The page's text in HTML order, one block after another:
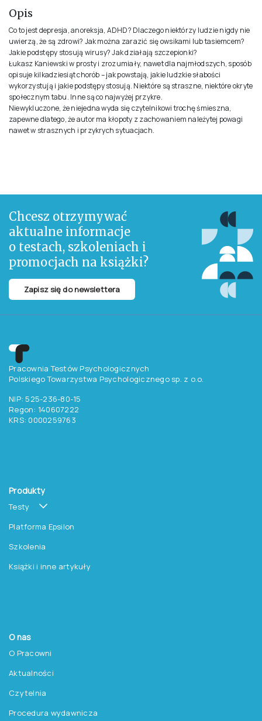
Opis
Co to jest depresja, anoreksja, ADHD? Dlaczego niektórzy ludzie nigdy nie
uwierzą, że są zdrowi? Jak można zarazić się owsikami lub tasiemcem?
Jakie podstępy stosują wirusy? Jak działają szczepionki?
Łukasz Kaniewski w prosty i zrozumiały, nawet dla najmłodszych, sposób
opisuje kilkadziesiąt chorób – jak powstają, jakie ludzkie słabości
wykorzystują i jakie podstępy stosują. Niektóre są straszne, niektóre okryte
społecznym tabu. Inne są co najwyżej przykre.
Niewykluczone, że niejedna wyda się czytelnikowi trochę śmieszna,
zapewne dlatego, że autor ma kłopoty z zachowaniem należytej powagi
nawet w strasznych i przykrych sytuacjach.
Chcesz otrzymywać
aktualne informacje
o testach, szkoleniach i
promocjach na książki?
Zapisz się do newslettera
Pracownia Testów Psychologicznych
Polskiego Towarzystwa Psychologicznego sp. z o.o.
NIP: 525-236-80-15
Regon: 140607222
KRS: 0000259763
Produkty
Testy
Platforma Epsilon
Szkolenia
Książki i inne artykuły
O nas
O Pracowni
Aktualności
Czytelnia
Procedura wydawnicza